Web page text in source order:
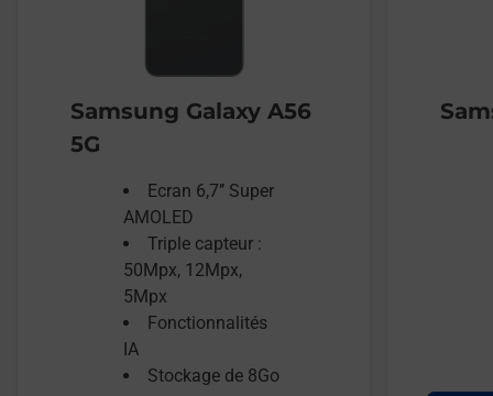
Samsung Galaxy A56
5G
Ecran 6,7’’ Super
AMOLED
Triple capteur :
50Mpx, 12Mpx,
5Mpx
Fonctionnalités
IA
Stockage de 8Go